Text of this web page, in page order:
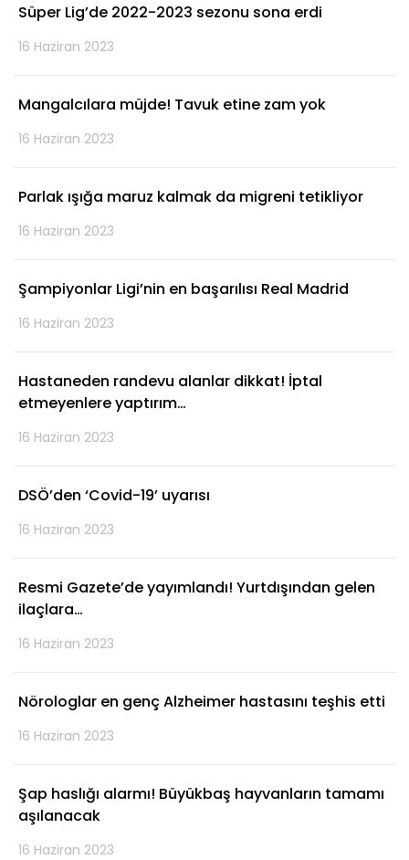
Süper Lig’de 2022-2023 sezonu sona erdi
16 Haziran 2023
Mangalcılara müjde! Tavuk etine zam yok
16 Haziran 2023
Parlak ışığa maruz kalmak da migreni tetikliyor
16 Haziran 2023
Şampiyonlar Ligi’nin en başarılısı Real Madrid
16 Haziran 2023
Hastaneden randevu alanlar dikkat! İptal
etmeyenlere yaptırım…
16 Haziran 2023
DSÖ’den ‘Covid-19’ uyarısı
16 Haziran 2023
Resmi Gazete’de yayımlandı! Yurtdışından gelen
ilaçlara…
16 Haziran 2023
Nörologlar en genç Alzheimer hastasını teşhis etti
16 Haziran 2023
Şap haslığı alarmı! Büyükbaş hayvanların tamamı
aşılanacak
16 Haziran 2023